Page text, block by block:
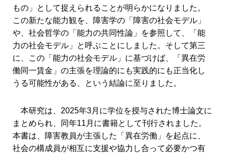
もの」として捉えられることが明らかになりました。
この新たな能力観を、障害学の「障害の社会モデル」
や、社会哲学の「能力の共同性論」を参照して、「能
力の社会モデル」と呼ぶことにしました。そして第三
に、この「能力の社会モデル」に基づけば、「異在労
働同一賃金」の主張を理論的にも実践的にも正当化し
うる可能性がある、という結論に至りました。
本研究は、2025年3月に学位を授与された博士論文に
まとめられ、同年11月に書籍として刊行されました。
本書は、障害教員が主張した「異在労働」を起点に、
社会の構成員が相互に支援や協力し合って必要かつ有